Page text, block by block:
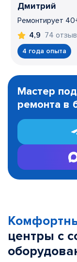
Дмитрий
Ремонтирует
4,9 74
4 года опыта
1
Мастер
ремонта в
центры с